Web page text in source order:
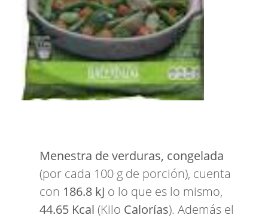
Menestra de verduras, congelada
(por cada 100 g de porción), cuenta
con 186.8 kJ o lo que es lo mismo,
44.65 Kcal (Kilo Calorías). Además el